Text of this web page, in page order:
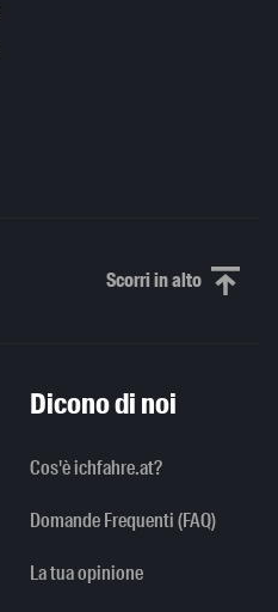
Scorri in altoScorri in alto
Dicono di noi
Cos'è ichfahre.at?
Domande Frequenti (FAQ)
La tua opinione